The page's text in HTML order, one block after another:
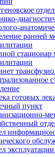
ранней
стационар
готовых
пункт